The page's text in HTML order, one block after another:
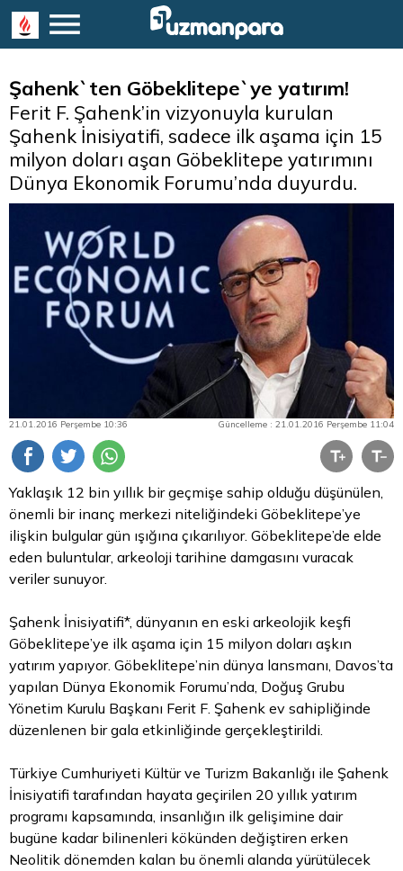
Şahenk`ten Göbeklitepe`ye yatırım!
Ferit F. Şahenk’in vizyonuyla kurulan
Şahenk İnisiyatifi, sadece ilk aşama için 15
milyon doları aşan Göbeklitepe yatırımını
Dünya Ekonomik Forumu’nda duyurdu.
21.01.2016 Perşembe 10:36 Güncelleme : 21.01.2016 Perşembe 11:04
Yaklaşık 12 bin yıllık bir geçmişe sahip olduğu düşünülen,
önemli bir inanç merkezi niteliğindeki Göbeklitepe’ye
ilişkin bulgular gün ışığına çıkarılıyor. Göbeklitepe’de elde
eden buluntular, arkeoloji tarihine damgasını vuracak
veriler sunuyor.
Şahenk İnisiyatifi*, dünyanın en eski arkeolojik keşfi
Göbeklitepe’ye ilk aşama için 15 milyon doları aşkın
yatırım yapıyor. Göbeklitepe’nin dünya lansmanı, Davos’ta
yapılan Dünya Ekonomik Forumu’nda, Doğuş Grubu
Yönetim Kurulu Başkanı Ferit F. Şahenk ev sahipliğinde
düzenlenen bir gala etkinliğinde gerçekleştirildi.
Türkiye Cumhuriyeti Kültür ve Turizm Bakanlığı ile Şahenk
İnisiyatifi tarafından hayata geçirilen 20 yıllık yatırım
programı kapsamında, insanlığın ilk gelişimine dair
bugüne kadar bilinenleri kökünden değiştiren erken
Neolitik dönemden kalan bu önemli alanda yürütülecek